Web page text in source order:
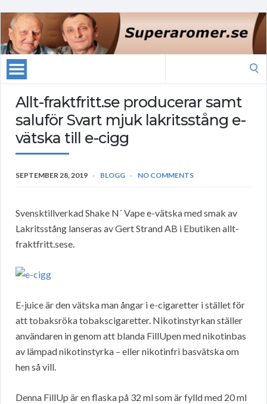
Allt-fraktfritt.se producerar samt
saluför Svart mjuk lakritsstång e-
vätska till e-cigg
SEPTEMBER 28, 2019 BLOGG NO COMMENTS
Svensktillverkad Shake N´ Vape e-vätska med smak av
Lakritsstång lanseras av Gert Strand AB i Ebutiken allt-
fraktfritt.sese.
E-juice är den vätska man ångar i e-cigaretter i stället för
att tobaksröka tobakscigaretter. Nikotinstyrkan ställer
användaren in genom att blanda FillUpen med nikotinbas
av lämpad nikotinstyrka – eller nikotinfri basvätska om
hen så vill.
Denna FillUp är en flaska på 32 ml som är fylld med 20 ml